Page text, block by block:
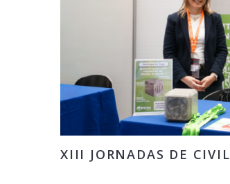
XIII JORNADAS DE CIVIL